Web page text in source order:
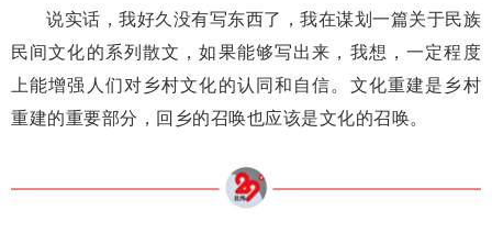
说实话，我好久没有写东西了，我在谋划一篇关于民族
民间文化的系列散文，如果能够写出来，我想，一定程度
上能增强人们对乡村文化的认同和自信。文化重建是乡村
重建的重要部分，回乡的召唤也应该是文化的召唤。